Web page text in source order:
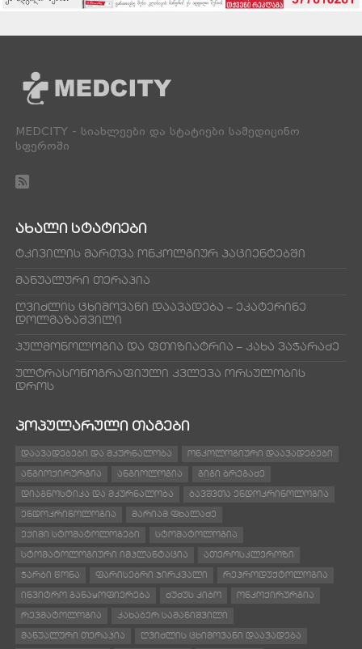
MEDCITY - სიახლეები და სტატიები სამედიცინო
სფეროში
ᲐᲮᲐᲚᲘ ᲡᲢᲐᲢᲘᲔᲑᲘ
ტკივილის მართვა ონკოლგიურ პაციენტებში
მანუალური თერაპია
ღვიძლის ცხიმოვანი დაავადება – ეკატერინე
დოლმაზაშვილი
პულმონოლოგია და ფთიზიატრია – კახა ვაჭარაძე
ულტრასონოგრაფიული კვლევა ორსულობის
დროს
ᲞᲝᲞᲣᲚᲐᲠᲣᲚᲘ ᲗᲐᲒᲔᲑᲘ
ᲓᲐᲐᲕᲐᲓᲔᲑᲔᲑᲘ ᲓᲐ ᲛᲙᲣᲠᲜᲐᲚᲝᲑᲐ ᲝᲜᲙᲝᲚᲝᲒᲘᲣᲠᲘ ᲓᲐᲐᲕᲐᲓᲔᲑᲔᲑᲘ
ᲐᲜᲒᲘᲝᲥᲘᲠᲣᲠᲒᲘᲐ ᲐᲜᲒᲘᲝᲚᲝᲒᲘᲐ ᲒᲘᲒᲘ ᲑᲠᲔᲒᲐᲫᲔ
ᲓᲘᲐᲒᲜᲝᲡᲢᲘᲙᲐ ᲓᲐ ᲛᲙᲣᲠᲜᲐᲚᲝᲑᲐ ᲑᲐᲕᲨᲕᲗᲐ ᲔᲜᲓᲝᲙᲠᲘᲜᲝᲚᲝᲒᲘᲐ
ᲔᲜᲓᲝᲙᲠᲘᲜᲝᲚᲝᲒᲘᲐ ᲛᲐᲠᲘᲐᲛ ᲤᲮᲐᲚᲐᲫᲔ
ᲔᲥᲘᲛᲘ ᲡᲢᲝᲛᲐᲢᲝᲚᲝᲒᲔᲑᲘ ᲡᲢᲝᲛᲐᲢᲝᲚᲝᲒᲘᲐ
ᲡᲢᲝᲛᲐᲢᲝᲚᲝᲒᲘᲣᲠᲘ ᲘᲛᲞᲚᲐᲜᲢᲐᲪᲘᲐ ᲐᲗᲔᲠᲝᲡᲙᲚᲔᲠᲝᲖᲘ
ᲭᲐᲠᲑᲘ ᲬᲝᲜᲐ ᲤᲐᲠᲘᲡᲔᲑᲠᲘ ᲯᲘᲠᲙᲕᲐᲚᲘ ᲠᲔᲞᲠᲝᲓᲣᲥᲢᲝᲚᲝᲒᲘᲐ
ᲘᲜᲕᲘᲢᲠᲝ ᲒᲐᲜᲐᲧᲝᲤᲘᲔᲠᲔᲑᲐ ᲫᲣᲫᲣᲡ ᲙᲘᲑᲝ ᲝᲜᲙᲝᲥᲘᲠᲣᲠᲒᲘᲐ
ᲠᲔᲕᲛᲐᲢᲝᲚᲝᲒᲘᲐ ᲙᲐᲮᲐᲑᲔᲠ ᲡᲐᲛᲐᲜᲘᲨᲕᲘᲚᲘ
ᲛᲐᲜᲣᲐᲚᲣᲠᲘ ᲗᲔᲠᲐᲞᲘᲐ ᲦᲕᲘᲫᲚᲘᲡ ᲪᲮᲘᲛᲝᲕᲐᲜᲘ ᲓᲐᲐᲕᲐᲓᲔᲑᲐ